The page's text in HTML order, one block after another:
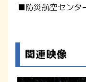
■防災航空センタ
関連映像